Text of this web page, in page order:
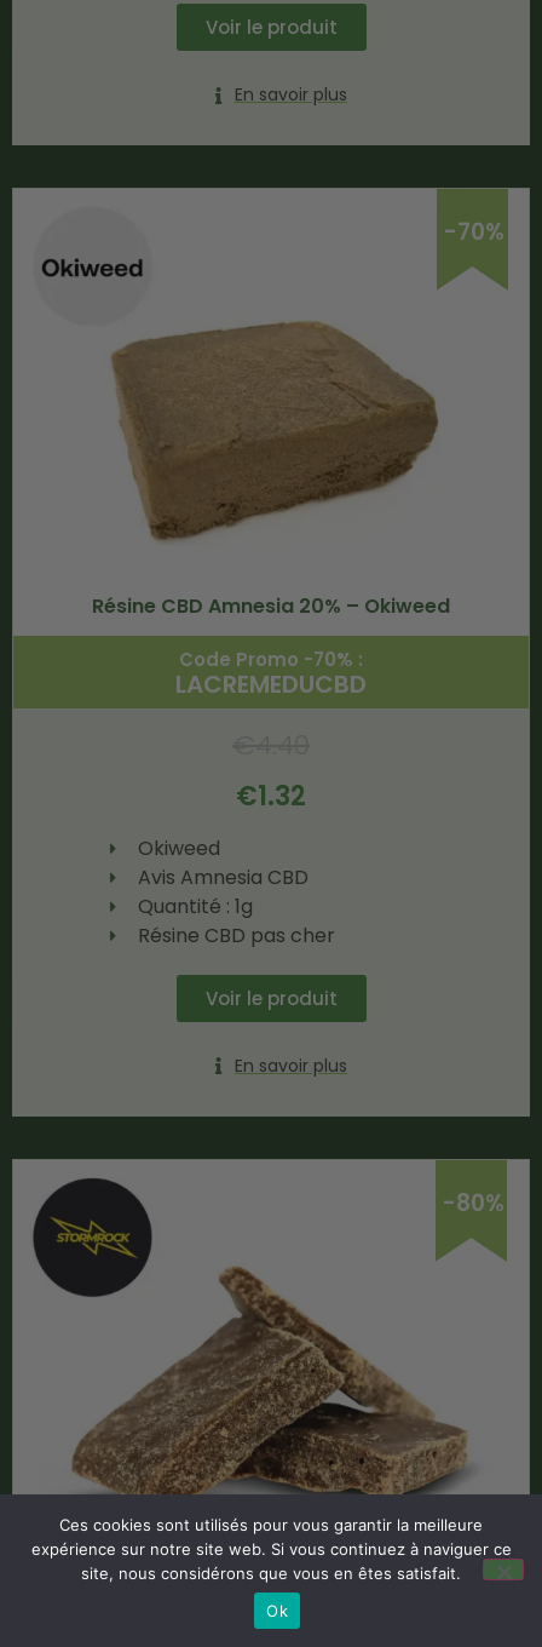
Voir le produit
En savoir plus
-70%
Résine CBD Amnesia 20% – Okiweed
Code Promo -70% :
LACREMEDUCBD
€1.32
Okiweed
Avis Amnesia CBD
Quantité : 1g
Résine CBD pas cher
Voir le produit
En savoir plus
-80%
Résine CBD Filtrée x3 76% – Stormrock
Code Promo -80% :
Ces cookies sont utilisés pour vous garantir la meilleure
expérience sur notre site web. Si vous continuez à naviguer ce
site, nous considérons que vous en êtes satisfait.
Ok